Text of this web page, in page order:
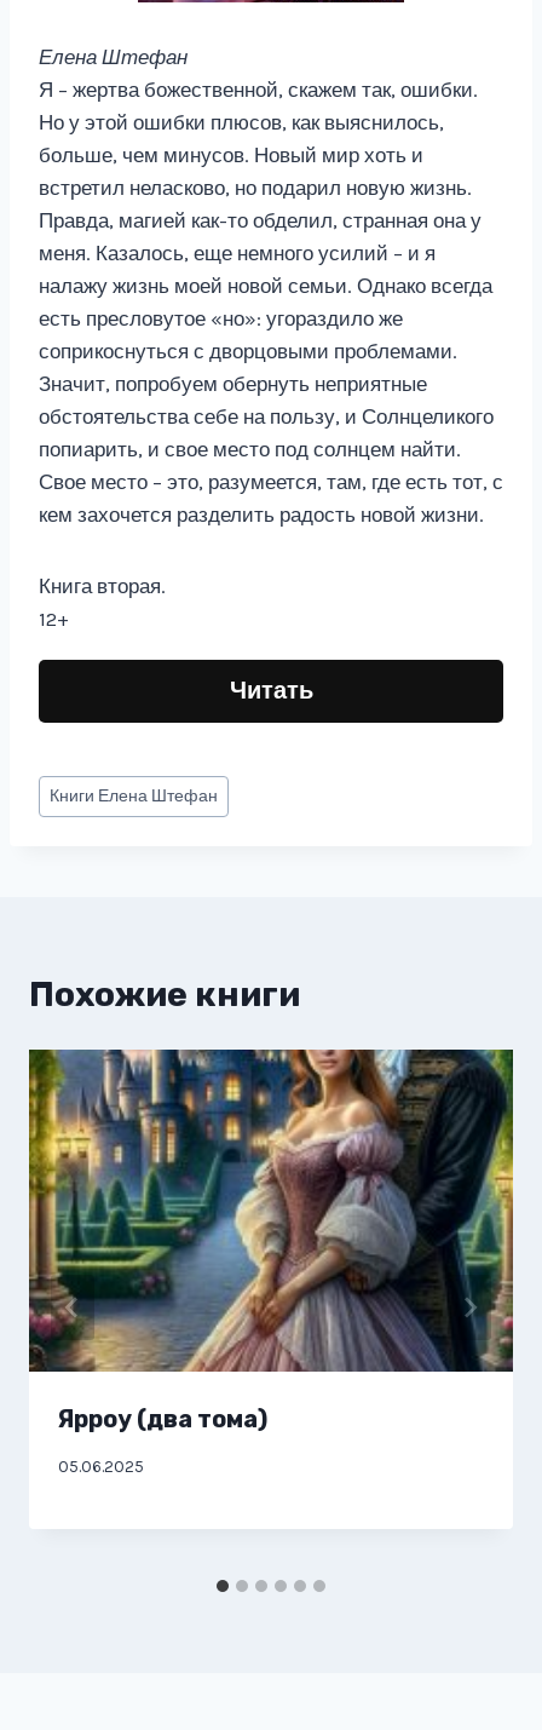
Елена Штефан
Я – жертва божественной, скажем так, ошибки.
Но у этой ошибки плюсов, как выяснилось,
больше, чем минусов. Новый мир хоть и
встретил неласково, но подарил новую жизнь.
Правда, магией как-то обделил, странная она у
меня. Казалось, еще немного усилий – и я
налажу жизнь моей новой семьи. Однако всегда
есть пресловутое «но»: угораздило же
соприкоснуться с дворцовыми проблемами.
Значит, попробуем обернуть неприятные
обстоятельства себе на пользу, и Солнцеликого
попиарить, и свое место под солнцем найти.
Свое место – это, разумеется, там, где есть тот, с
кем захочется разделить радость новой жизни.
Книга вторая.
12+
Читать
Метки
записи:
Книги Елена Штефан
Похожие книги
Ярроу (два тома)
05.06.2025